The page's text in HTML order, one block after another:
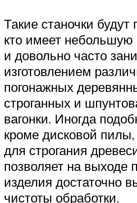
Такие станочки будут
кто имеет небольшую
и довольно часто
изготовлением
погонажных
строганных и
вагонки. Иногда
кроме дисковой
для строгания
позволяет на выходе
изделия достаточно
чистоты обработки.